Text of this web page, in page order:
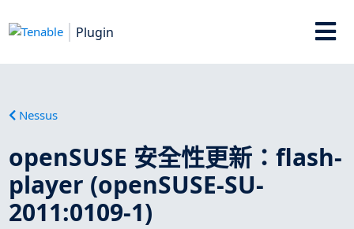
Plugin
Nessus
openSUSE 安全性更新：flash-
player (openSUSE-SU-
2011:0109-1)